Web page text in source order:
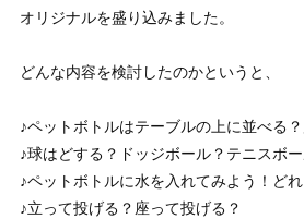
オリジナルを盛り込みました。
どんな内容を検討したのかというと、
♪ペットボトルはテーブルの上に並べる
♪球はどする？ドッジボール？テニスボ
♪ペットボトルに水を入れてみよう！ど
♪立って投げる？座って投げる？